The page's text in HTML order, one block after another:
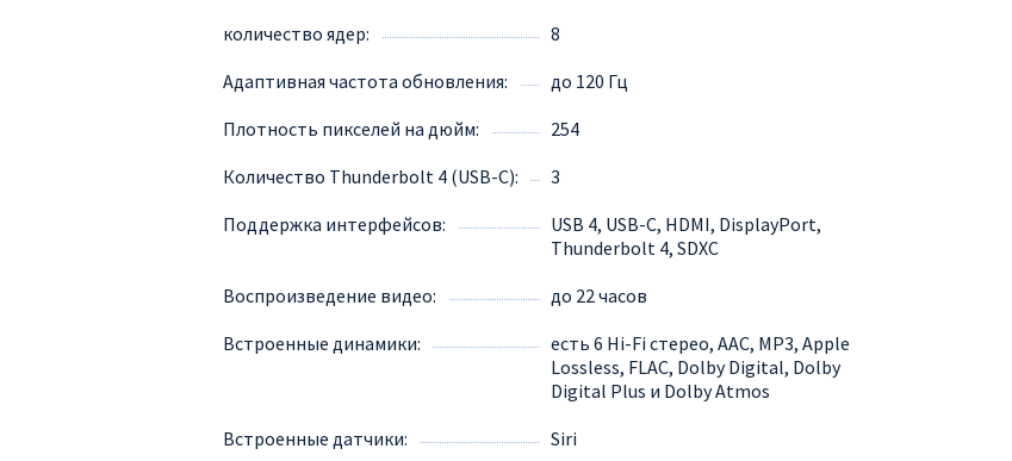
количество ядер
8
Адаптивная частота обновления
до 120 Гц
Плотность пикселей на дюйм
254
Количество Thunderbolt 4 (USB-C)
3
Поддержка интерфейсов
USB 4, USB-C, HDMI, DisplayPort,
Thunderbolt 4, SDXC
Воспроизведение видео
до 22 часов
Встроенные динамики
есть 6 Hi-Fi стерео, AAC, MP3, Apple
Lossless, FLAC, Dolby Digital, Dolby
Digital Plus и Dolby Atmos
Встроенные датчики
Siri